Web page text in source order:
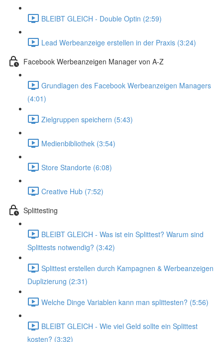
BLEIBT GLEICH - Double Optin (2:59)
Lead Werbeanzeige erstellen in der Praxis (3:24)
Facebook Werbeanzeigen Manager von A-Z
Grundlagen des Facebook Werbeanzeigen Managers
(4:01)
Zielgruppen speichern (5:43)
Medienbibliothek (3:54)
Store Standorte (6:08)
Creative Hub (7:52)
Splittesting
BLEIBT GLEICH - Was ist ein Splittest? Warum sind
Splittests notwendig? (3:42)
Splittest erstellen durch Kampagnen & Werbeanzeigen
Duplizierung (2:31)
Welche Dinge Variablen kann man splittesten? (5:56)
BLEIBT GLEICH - Wie viel Geld sollte ein Splittest
kosten? (3:32)